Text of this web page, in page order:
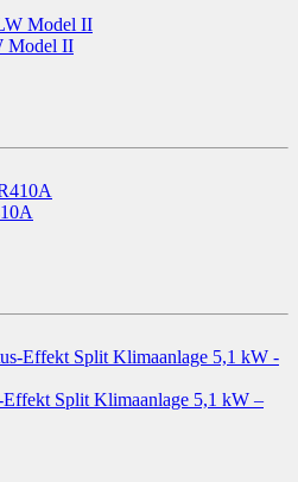
Model II
Split Klimaanlage 5,1 kW –